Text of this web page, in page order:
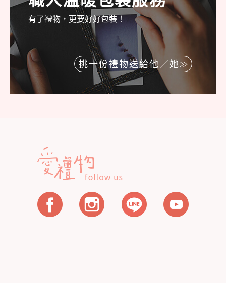
有了禮物，更要好好包裝！
挑一份禮物送給他／她